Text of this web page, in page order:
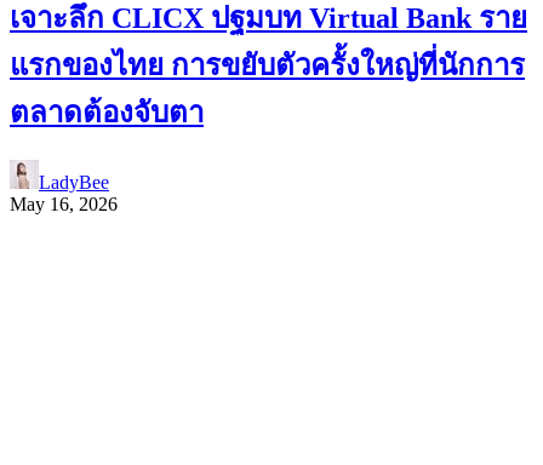
เจาะลึก CLICX ปฐมบท Virtual Bank ราย
แรกของไทย การขยับตัวครั้งใหญ่ที่นักการ
ตลาดต้องจับตา
LadyBee
May 16, 2026